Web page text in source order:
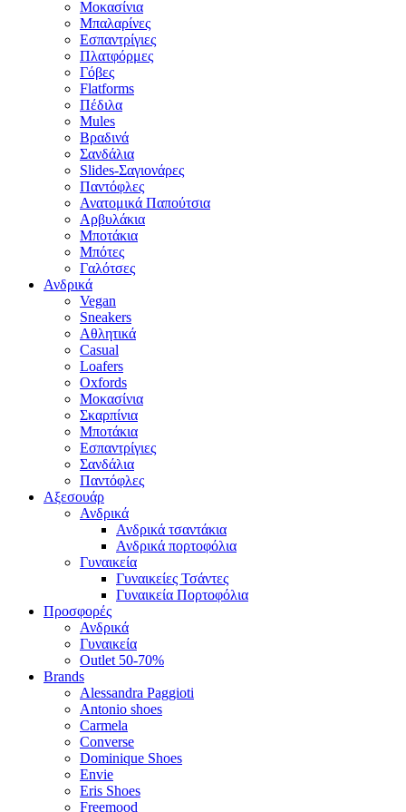
Μοκασίνια
Μπαλαρίνες
Εσπαντρίγιες
Πλατφόρμες
Γόβες
Flatforms
Πέδιλα
Mules
Βραδινά
Σανδάλια
Slides-Σαγιονάρες
Παντόφλες
Ανατομικά Παπούτσια
Αρβυλάκια
Μποτάκια
Μπότες
Γαλότσες
Ανδρικά
Vegan
Sneakers
Αθλητικά
Casual
Loafers
Oxfords
Μοκασίνια
Σκαρπίνια
Μποτάκια
Εσπαντρίγιες
Σανδάλια
Παντόφλες
Αξεσουάρ
Ανδρικά
Ανδρικά τσαντάκια
Ανδρικά πορτοφόλια
Γυναικεία
Γυναικείες Τσάντες
Γυναικεία Πορτοφόλια
Προσφορές
Ανδρικά
Γυναικεία
Outlet 50-70%
Brands
Alessandra Paggioti
Antonio shoes
Carmela
Converse
Dominique Shoes
Envie
Eris Shoes
Freemood